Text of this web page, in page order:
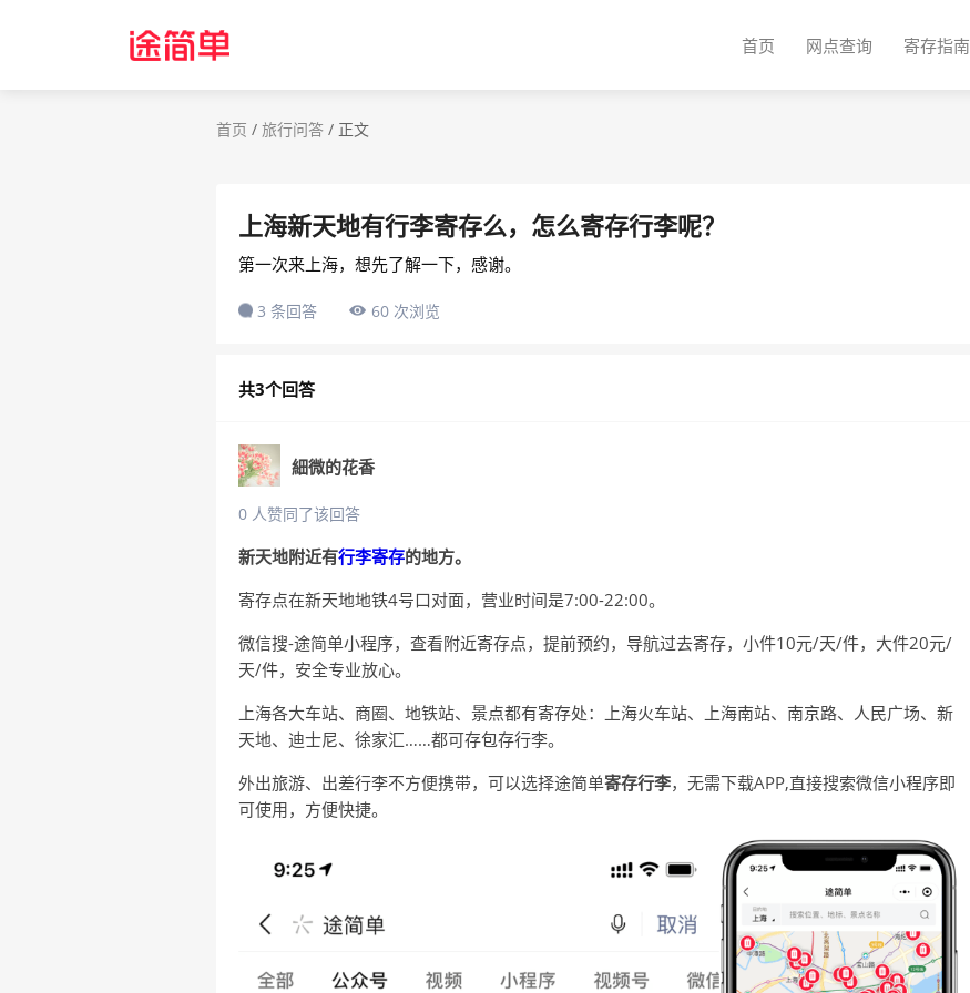
首页 网点查询 寄存指南
首页 / 旅行问答 / 正文
上海新天地有行李寄存么，怎么寄存行李呢？
第一次来上海，想先了解一下，感谢。
3 条回答 60 次浏览
共3个回答
細微的花香
0 人赞同了该回答
新天地附近有行李寄存的地方。
寄存点在新天地地铁4号口对面，营业时间是7:00-22:00。
微信搜-途简单小程序，查看附近寄存点，提前预约，导航过去寄存，小件10元/天/件，大件20元/
天/件，安全专业放心。
上海各大车站、商圈、地铁站、景点都有寄存处：上海火车站、上海南站、南京路、人民广场、新
天地、迪士尼、徐家汇……都可存包存行李。
外出旅游、出差行李不方便携带，可以选择途简单寄存行李，无需下载APP,直接搜索微信小程序即
可使用，方便快捷。